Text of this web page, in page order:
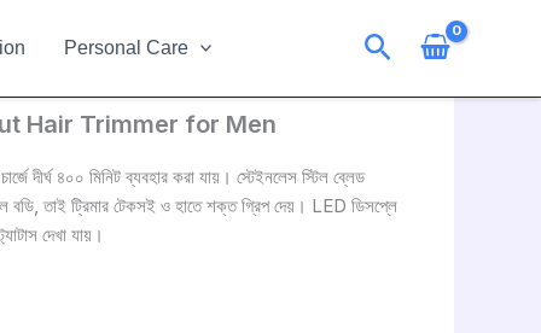
Personal Care Search
Hair Trimmer for Men
দীর্ঘ ৪০০ মিনিট ব্যবহার করা যায়। স্টেইনলেস স্টিল ব্লেড
বডি, তাই ট্রিমার টেকসই ও হাতে শক্ত গ্রিপ দেয়। LED ডিসপ্লে
দেখা যায়।